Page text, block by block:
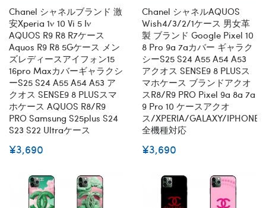
Chanel シャネルブランド 激
安xperia 1v 10 Vi 5 Iv
AQUOS R9 R8 R7ケース
Aquos R9 R8 5Gケース メン
ズレディースアイフォン15
16pro Maxカバーギャラクシ
ーs25 S24 A55 A54 A53 ア
クオス SENSE9 8 PLUSスマ
ホケース AQUOS R8/R9
PRO Samsung S25plus S24
S23 S22 Ultraケース
¥3,690
Chanel シャネルAQUOS
Wish4/3/2/1ケース 男女革
製 ブランド Google Pixel 10
8 Pro 9a 7aカバー ギャラク
シーs25 S24 A55 A54 A53
アクオス SENSE9 8 PLUSス
マホケース ブランドアクオ
スR8/R9 PRO Pixel 9a 8a 7a
9 Pro 10 ケースアクオ
ス/XPERIA/GALAXY/IPHONE
全機種対応
¥3,690